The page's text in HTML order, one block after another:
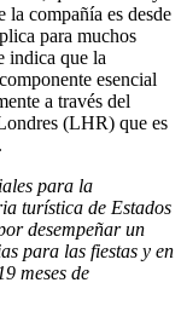
la compañía es desde
para muchos
indica que la
esencial
a través del
(LHR) que es
para la
turística de Estados
desempeñar un
para las fiestas y en
meses de